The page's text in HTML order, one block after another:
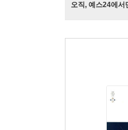
오직, 예스24에서